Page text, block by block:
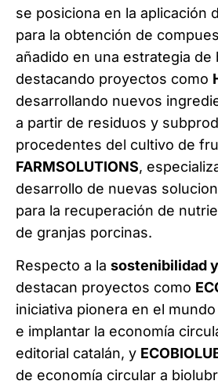
se posiciona en la aplicación
para la obtención de
añadido en una estrategia de
destacando proyectos como
desarrollando nuevos
a partir de residuos y
procedentes del cultivo de
FARMSOLUTIONS,
desarrollo de nuevas
para la recuperación de
de granjas porcinas.
Respecto a la sostenibilidad
destacan proyectos como
iniciativa pionera en el
e implantar la economía
editorial catalán, y
de economía circular a